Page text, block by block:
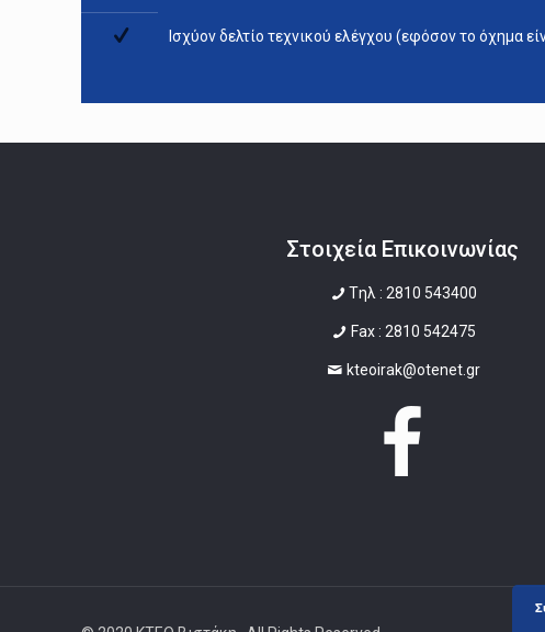
Ισχύον δελτίο τεχνικού ελέγχου (εφόσον το όχημα
Στοιχεία Επικοινωνίας
Tηλ : 2810 543400
Fax : 2810 542475
kteoirak@otenet.gr